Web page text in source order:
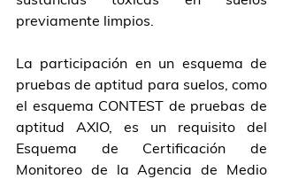
previamente limpios.
La participación en un esquema de
pruebas de aptitud para suelos, como
el esquema CONTEST de pruebas de
aptitud AXIO, es un requisito del
Esquema de Certificación de
Monitoreo de la Agencia de Medio